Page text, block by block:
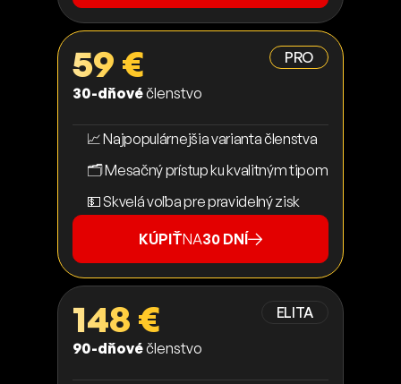
PRO
59 €
30-dňovéčlenstvo
📈 Najpopulárnejšia varianta členstva
🗂️ Mesačný prístup ku kvalitným tipom
💵 Skvelá voľba pre pravidelný zisk
KÚPIŤNA30 DNÍ
ELITA
148 €
90-dňovéčlenstvo